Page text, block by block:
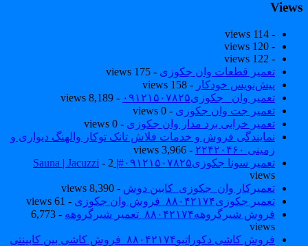
- 114 views
- 120 views
- 122 views
تعمیر قطعات وان جکوزی - 175 views
پیش‌نویس خودکار- 158 views
تعمیر وان _جکوزی۰۹۱۲۱۵۰۷۸۲۵
- 8,189 views
تعمیر جت وان جکوزی - 0 views
تعمیر خرابی برد مدار وان جکوزی - 0 views
نمایندگی فروش و خدمات فلاش تانک توکار والهنگ دیواری و
زمینی ۲۲۴۲۰۴۶۰
- 3,966 views
تعمیر سونا جکوزی۰۹۱۲۱۵۰۷۸۲۵#| Sauna | Jacuzzi
- 2
views
تعمیرکار وان_جکوزی_کابین دوش- 8,390 views
تعمیر جکوزی۸۸۰۴۲۱۷۴_فروش وان جکوزی
- 61 views
فروش شیرگروهه۸۸۰۴۲۱۷۴_تعمیر شیرگروهه
- 6,773
views
فروش کاشی دکوراتیو۸۸۰۴۲۱۷۴_فروش کاشی بین کابینتی